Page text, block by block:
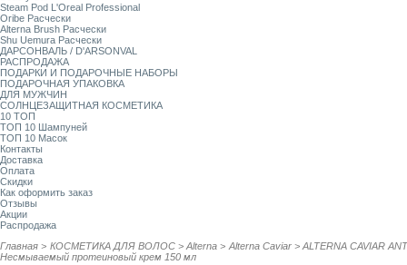
Steam Pod L'Oreal Professional
Oribe Расчески
Alterna Brush Расчески
Shu Uemura Расчески
ДАРСОНВАЛЬ / D'ARSONVAL
РАСПРОДАЖА
ПОДАРКИ И ПОДАРОЧНЫЕ НАБОРЫ
ПОДАРОЧНАЯ УПАКОВКА
ДЛЯ МУЖЧИН
СОЛНЦЕЗАЩИТНАЯ КОСМЕТИКА
10 ТОП
ТОП 10 Шампуней
ТОП 10 Масок
Контакты
Доставка
Оплата
Скидки
Как оформить заказ
Отзывы
Акции
Распродажа
Главная > КОСМЕТИКА ДЛЯ ВОЛОС > Alterna > Alterna Caviar > ALTERNA CAVIAR
Несмываемый протеиновый крем 150 мл